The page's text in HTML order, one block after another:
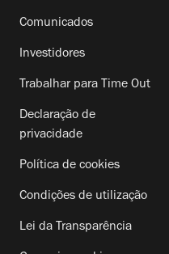
Comunicados
Investidores
Trabalhar para Time Out
Declaração de
privacidade
Política de cookies
Condições de utilização
Lei da Transparência